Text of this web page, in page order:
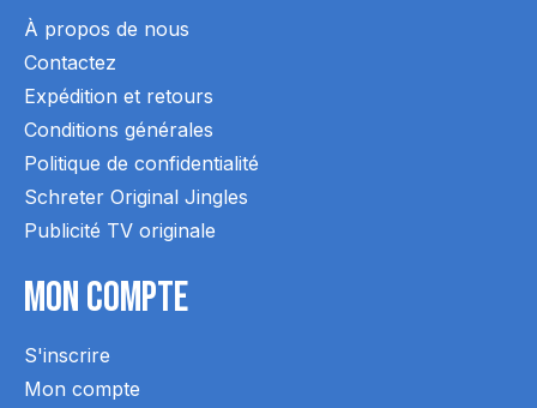
À propos de nous
Contactez
Expédition et retours
Conditions générales
Politique de confidentialité
Schreter Original Jingles
Publicité TV originale
Mon Compte
S'inscrire
Mon compte